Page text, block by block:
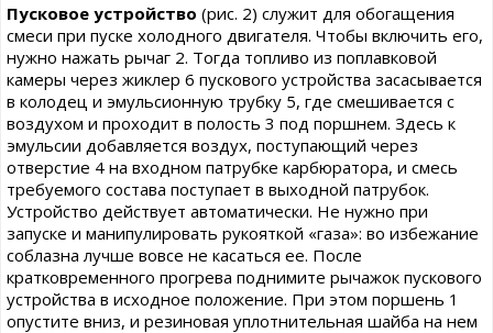
Пусковое устройство (рис. 2) служит для обогащения
смеси при пуске холодного двигателя. Чтобы включить его,
нужно нажать рычаг 2. Тогда топливо из поплавковой
камеры через жиклер 6 пускового устройства засасывается
в колодец и эмульсионную трубку 5, где смешивается с
воздухом и проходит в полость 3 под поршнем. Здесь к
эмульсии добавляется воздух, поступающий через
отверстие 4 на входном патрубке карбюратора, и смесь
требуемого состава поступает в выходной патрубок.
Устройство действует автоматически. Не нужно при
запуске и манипулировать рукояткой «газа»: во избежание
соблазна лучше вовсе не касаться ее. После
кратковременного прогрева поднимите рычажок пускового
устройства в исходное положение. При этом поршень 1
опустите вниз, и резиновая уплотнительная шайба на нем